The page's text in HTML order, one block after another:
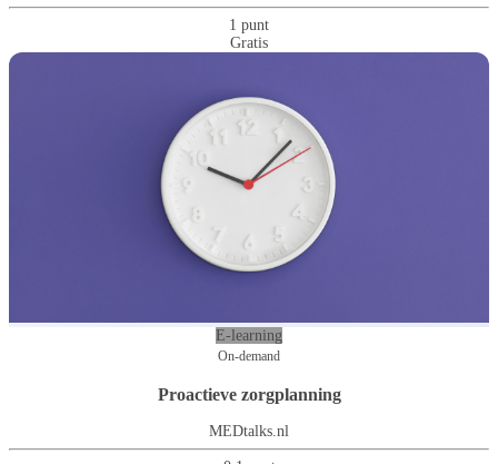
1 punt
Gratis
E-learning
On-demand
Proactieve zorgplanning
MEDtalks.nl